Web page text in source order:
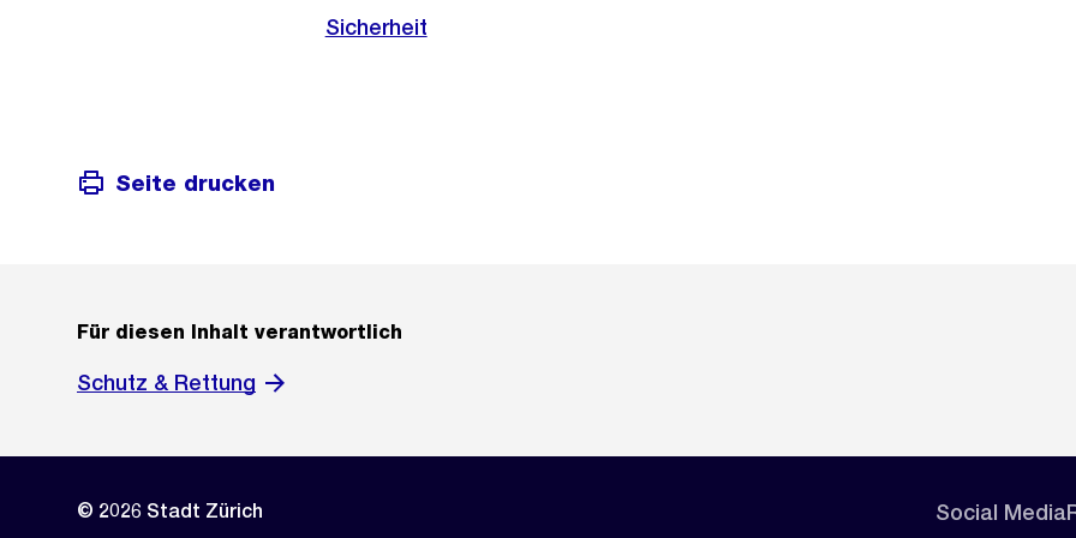
Sicherheit
Seite drucken
Für diesen Inhalt verantwortlich
Schutz & Rettung
© 2026 Stadt Zürich Social Media